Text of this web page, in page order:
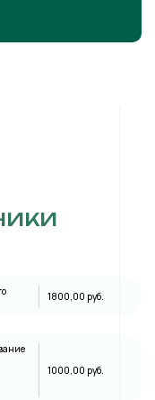
1800,00 руб.
1000,00 руб.